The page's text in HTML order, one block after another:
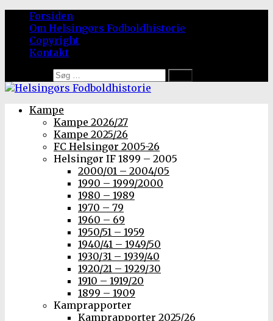
Forsiden
Om Helsingørs Fodboldhistorie
Copyright
Kontakt
Kampe
Kampe 2026/27
Kampe 2025/26
FC Helsingør 2005-26
Helsingør IF 1899 – 2005
2000/01 – 2004/05
1990 – 1999/2000
1980 – 1989
1970 – 79
1960 – 69
1950/51 – 1959
1940/41 – 1949/50
1930/31 – 1939/40
1920/21 – 1929/30
1910 – 1919/20
1899 – 1909
Kamprapporter
Kamprapporter 2025/26